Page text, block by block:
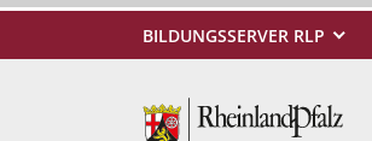
BILDUNGSSERVER RLP